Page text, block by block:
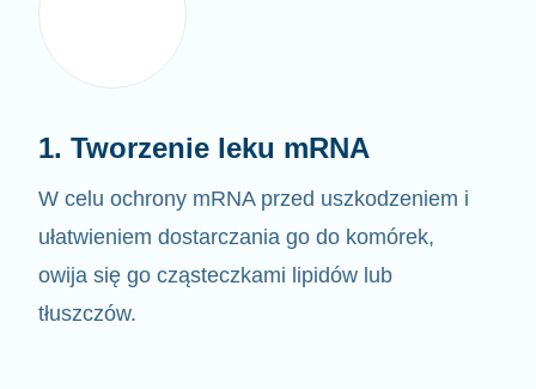
W celu ochrony mRNA przed uszkodzeniem i
ułatwieniem dostarczania go do komórek,
owija się go cząsteczkami lipidów lub
tłuszczów.